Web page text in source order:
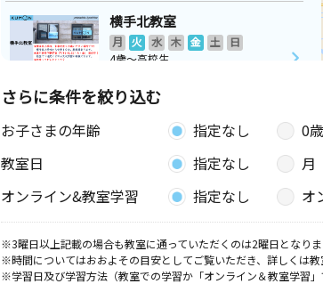
横手北教室
月 火 水 木 金 土
日
4歳～高校生
ーフ１０１号室
十文字南教室
木 金 土
日
秋田県横手市十文字町十文字８８－１
浅舞教室
月 火 水 木 金 土
日
0歳～高校生
さらに条件を絞り込む
お子さまの年齢 指定なし 0
教室日
指定なし 月
オンライン&教室学習
指定なし オ
※3曜日以上記載の場合も教室に通っていただくのは2曜日となりま
※時間についてはおおよその目安としてご覧いただき、詳しくは
※学習日及び学習方法（教室での学習か「オンライン＆教室学習